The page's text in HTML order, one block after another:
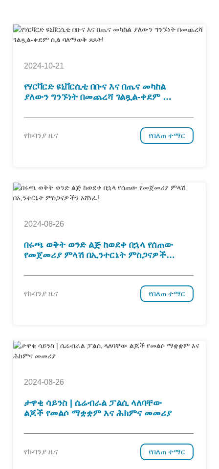
2024-10-21
የሃርቫርድ ዩኒቨርሲቲ በቡና እና በጤና መካከል
ያለውን ግንኙነት በመጨረሻ ገልጿል-ቀደም ሲል
የኩባንያ ዜና የበለጠ ተማር
2024-08-26
በሩጫ ወቅት ወንድ ልጅ ከወደቀ በኋላ የሰጠው
የመጀመሪያ ምላሽ በኢንተርኔት ምስጋናዎችን
የኩባንያ ዜና የበለጠ ተማር
2024-08-26
ታዋቂ ሳይንስ | ሴሬብራል ፓልሲ ላለባቸው
ልጆች የመልሶ ማቋቋም እና ሕክምና መመሪያ
የኩባንያ ዜና የበለጠ ተማር